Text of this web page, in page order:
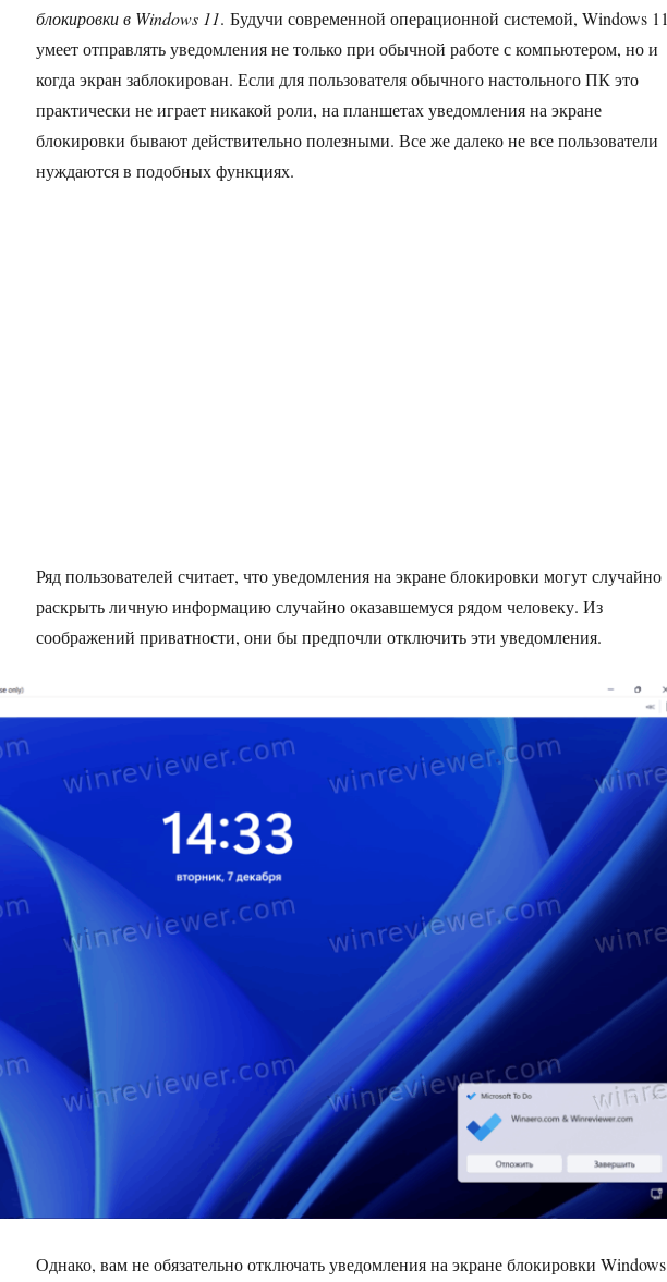
блокировки в Windows 11. Будучи современной операционной системой, Windows
умеет отправлять уведомления не только при обычной работе с компьютером, но и
когда экран заблокирован. Если для пользователя обычного настольного ПК это
практически не играет никакой роли, на планшетах уведомления на экране
блокировки бывают действительно полезными. Все же далеко не все пользователи
нуждаются в подобных функциях.
Ряд пользователей считает, что уведомления на экране блокировки могут случайно
раскрыть личную информацию случайно оказавшемуся рядом человеку. Из
соображений приватности, они бы предпочли отключить эти уведомления.
Однако, вам не обязательно отключать уведомления на экране блокировки Windows